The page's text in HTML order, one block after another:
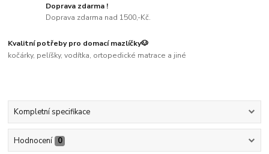
Doprava zdarma !
Doprava zdarma nad 1500,-Kč.
Kvalitní potřeby pro domací mazlíčky🐶
kočárky, pelíšky, vodítka, ortopedické matrace a jiné
Kompletní specifikace
Hodnocení 0